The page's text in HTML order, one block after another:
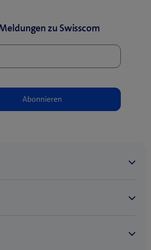
F
e
s
r
zu Swisscom